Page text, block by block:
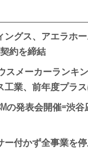
ングス、アエラホ
約を締結
スメーカーランキ
工業、前年度プラ
の発表会開催=渋
ー付かず全事業を